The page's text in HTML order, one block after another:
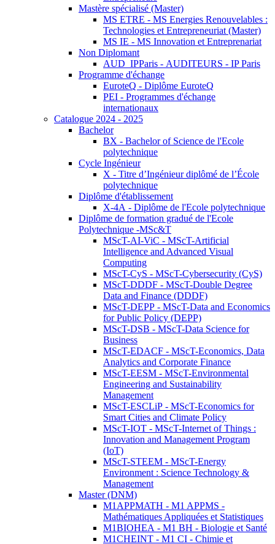
Mastère spécialisé (Master)
MS ETRE - MS Energies Renouvelables :
Technologies et Entrepreneuriat (Master)
MS IE - MS Innovation et Entreprenariat
Non Diplomant
AUD_IPParis - AUDITEURS - IP Paris
Programme d'échange
EuroteQ - Diplôme EuroteQ
PEI - Programmes d'échange
internationaux
Catalogue 2024 - 2025
Bachelor
BX - Bachelor of Science de l'Ecole
polytechnique
Cycle Ingénieur
X - Titre d’Ingénieur diplômé de l’École
polytechnique
Diplôme d'établissement
X-4A - Diplôme de l'Ecole polytechnique
Diplôme de formation gradué de l'Ecole
Polytechnique -MSc&T
MScT-AI-ViC - MScT-Artificial
Intelligence and Advanced Visual
Computing
MScT-CyS - MScT-Cybersecurity (CyS)
MScT-DDDF - MScT-Double Degree
Data and Finance (DDDF)
MScT-DEPP - MScT-Data and Economics
for Public Policy (DEPP)
MScT-DSB - MScT-Data Science for
Business
MScT-EDACF - MScT-Economics, Data
Analytics and Corporate Finance
MScT-EESM - MScT-Environmental
Engineering and Sustainability
Management
MScT-ESCLiP - MScT-Economics for
Smart Cities and Climate Policy
MScT-IOT - MScT-Internet of Things :
Innovation and Management Program
(IoT)
MScT-STEEM - MScT-Energy
Environment : Science Technology &
Management
Master (DNM)
M1APPMATH - M1 APPMS -
Mathématiques Appliquées et Statistiques
M1BIOHEA - M1 BH - Biologie et Santé
M1CHEINT - M1 CI - Chimie et